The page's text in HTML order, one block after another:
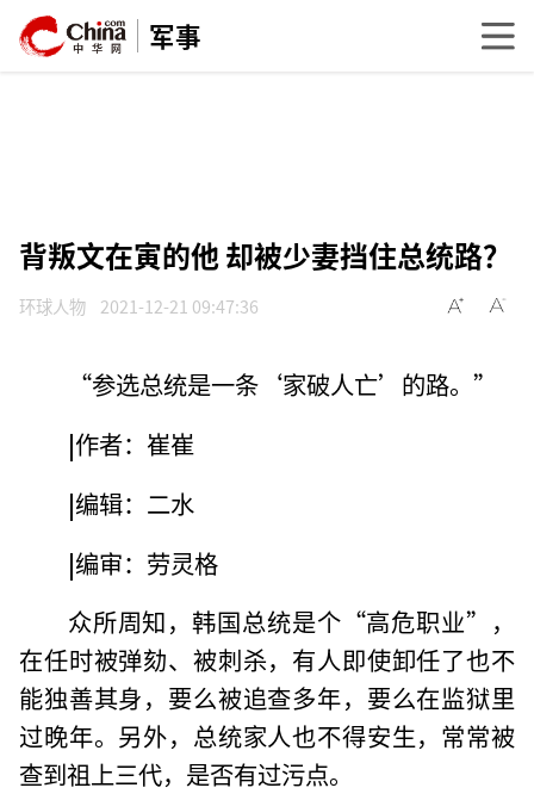
军事
背叛文在寅的他 却被少妻挡住总统路？
环球人物 2021-12-21 09:47:36
“参选总统是一条‘家破人亡’的路。”
|作者：崔崔
|编辑：二水
|编审：劳灵格
众所周知，韩国总统是个“高危职业”，
在任时被弹劾、被刺杀，有人即使卸任了也不
能独善其身，要么被追查多年，要么在监狱里
过晚年。另外，总统家人也不得安生，常常被
查到祖上三代，是否有过污点。